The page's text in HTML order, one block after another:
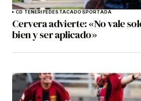
CD TENERIFEDESTACADOSPORTADA
Cervera advierte: «No vale
bien y ser aplicado»